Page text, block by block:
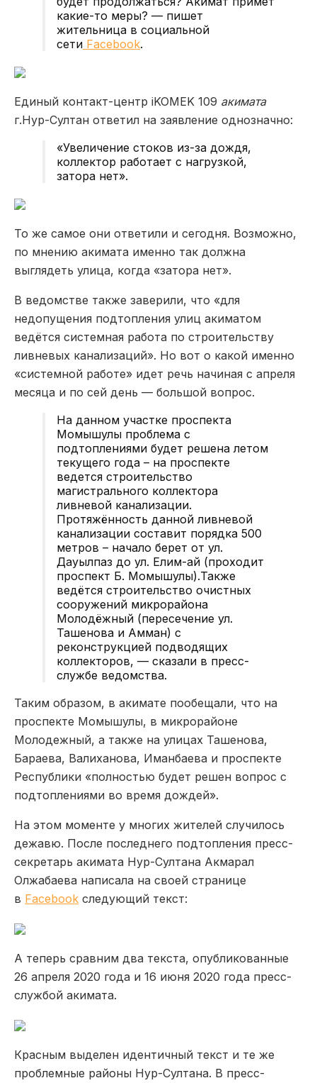
какие-то меры? — пишет
жительница в социальной
сети Facebook.
Единый контакт-центр iKOMEK 109 акимата
г.Нур-Султан ответил на заявление однозначно:
«Увеличение стоков из-за дождя,
коллектор работает с нагрузкой,
затора нет».
То же самое они ответили и сегодня. Возможно,
по мнению акимата именно так должна
выглядеть улица, когда «затора нет».
В ведомстве также заверили, что «для
недопущения подтопления улиц акиматом
ведётся системная работа по строительству
ливневых канализаций». Но вот о какой именно
«системной работе» идет речь начиная с апреля
месяца и по сей день — большой вопрос.
На данном участке проспекта
Момышулы проблема с
подтоплениями будет решена летом
текущего года – на проспекте
ведется строительство
магистрального коллектора
ливневой канализации.
Протяжённость данной ливневой
канализации составит порядка 500
метров – начало берет от ул.
Дауылпаз до ул. Елим-ай (проходит
проспект Б. Момышулы).Также
ведётся строительство очистных
сооружений микрорайона
Молодёжный (пересечение ул.
Ташенова и Амман) с
реконструкцией подводящих
коллекторов, — сказали в пресс-
службе ведомства.
Таким образом, в акимате пообещали, что на
проспекте Момышулы, в микрорайоне
Молодежный, а также на улицах Ташенова,
Бараева, Валиханова, Иманбаева и проспекте
Республики «полностью будет решен вопрос с
подтоплениями во время дождей».
На этом моменте у многих жителей случилось
дежавю. После последнего подтопления пресс-
секретарь акимата Нур-Султана Акмарал
Олжабаева написала на своей странице
в Facebook следующий текст:
А теперь сравним два текста, опубликованные
26 апреля 2020 года и 16 июня 2020 года пресс-
службой акимата.
Красным выделен идентичный текст и те же
проблемные районы Нур-Султана. В пресс-